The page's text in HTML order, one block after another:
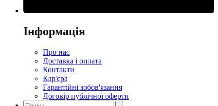
Інформація
Про нас
Доставка і оплата
Контакти
Кар'єра
Гарантійні зобов'язання
Договір публічної оферти